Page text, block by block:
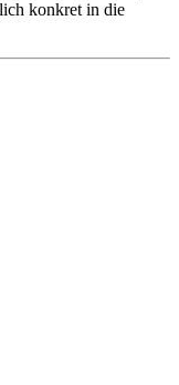
konkret in die